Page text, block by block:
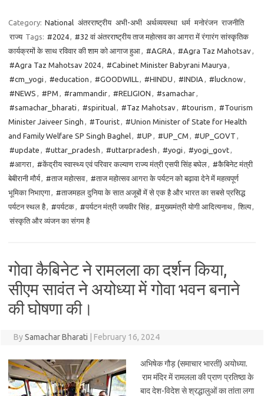
Category: National अंतरराष्ट्रीय अभी-अभी अर्थव्ययस्था धर्म मनोरंजन राजनीति
राज्य Tags: #2024, #32 वां अंतरराष्ट्रीय ताज महोत्सव का आगरा में रंगारंग सांस्कृतिक
कार्यक्रमों के साथ रविवार की शाम को आगाज हुआ, #AGRA , #Agra Taz Mahotsav,
#Agra Taz Mahotsav 2024, #Cabinet Minister Babyrani Maurya ,
#cm_yogi , #education , #GOODWILL , #HINDU , #INDIA , #lucknow,
#NEWS , #PM , #rammandir, #RELIGION , #samachar,
#samachar_bharati , #spiritual, #Taz Mahotsav, #tourism , #Tourism
Minister Jaiveer Singh , #Tourist, #Union Minister of State for Health
and Family Welfare SP Singh Baghel, #UP , #UP_CM , #UP_GOVT ,
#update , #uttar_pradesh , #uttarpradesh , #yogi , #yogi_govt,
#आगरा, #केंद्रीय स्वास्थ्य एवं परिवार कल्याण राज्य मंत्री एसपी सिंह बघेल, #कैबिनेट मंत्री
बेबीरानी मौर्य, #ताज महोत्सव, #ताज महोत्सव आगरा के पर्यटन को बढ़ावा देने में महत्वपूर्ण
भूमिका निभाएगा, #ताजमहल दुनिया के सात अजूबों में से एक है और भारत का सबसे प्रसिद्ध
पर्यटन स्थल है, #पर्यटक, #पर्यटन मंत्री जयवीर सिंह, #मुख्यमंत्री योगी आदित्यनाथ, शिल्प,
संस्कृति और व्यंजन का संगम है
गोवा कैबिनेट ने रामलला का दर्शन किया,
सीएम सावंत ने अयोध्या में गोवा भवन बनाने
की घोषणा की।
BySamachar Bharati February 16, 2024
अभिषेक गौड़ (समाचार भारती) अयोध्या.
राम मंदिर में रामलला की प्राण प्रतिष्ठा के
बाद देश-विदेश से श्रद्धालुओं का तांता लगा